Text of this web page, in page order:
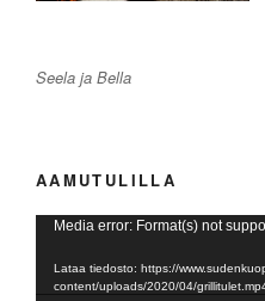
Seela ja Bella
AAMUTULILLA
Videotoistin
Media error: Format(s) not
Lataa tiedosto: https://
content/uploads/2020/04/